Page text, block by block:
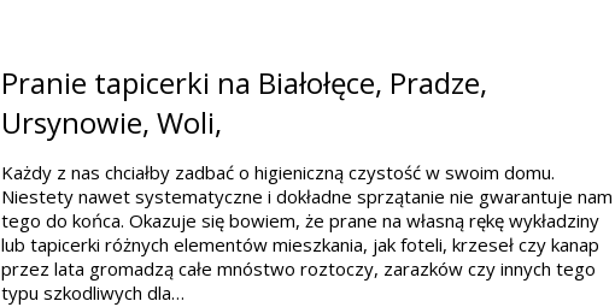
Pranie tapicerki na Białołęce, Pradze,
Ursynowie, Woli,
Każdy z nas chciałby zadbać o higieniczną czystość w swoim domu.
Niestety nawet systematyczne i dokładne sprzątanie nie gwarantuje nam
tego do końca. Okazuje się bowiem, że prane na własną rękę wykładziny
lub tapicerki różnych elementów mieszkania, jak foteli, krzeseł czy kanap
przez lata gromadzą całe mnóstwo roztoczy, zarazków czy innych tego
typu szkodliwych dla…